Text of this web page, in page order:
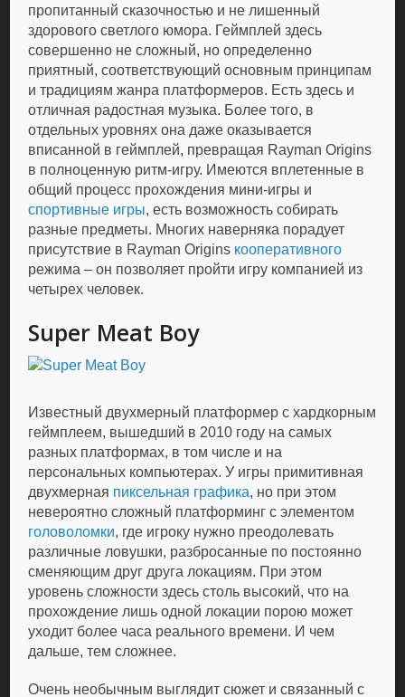
пропитанный сказочностью и не лишенный
здорового светлого юмора. Геймплей здесь
совершенно не сложный, но определенно
приятный, соответствующий основным принципам
и традициям жанра платформеров. Есть здесь и
отличная радостная музыка. Более того, в
отдельных уровнях она даже оказывается
вписанной в геймплей, превращая Rayman Origins
в полноценную ритм-игру. Имеются вплетенные в
общий процесс прохождения мини-игры и
спортивные игры, есть возможность собирать
разные предметы. Многих наверняка порадует
присутствие в Rayman Origins кооперативного
режима – он позволяет пройти игру компанией из
четырех человек.
Super Meat Boy
Известный двухмерный платформер с хардкорным
геймплеем, вышедший в 2010 году на самых
разных платформах, в том числе и на
персональных компьютерах. У игры примитивная
двухмерная пиксельная графика, но при этом
невероятно сложный платформинг с элементом
головоломки, где игроку нужно преодолевать
различные ловушки, разбросанные по постоянно
сменяющим друг друга локациям. При этом
уровень сложности здесь столь высокий, что на
прохождение лишь одной локации порою может
уходит более часа реального времени. И чем
дальше, тем сложнее.
Очень необычным выглядит сюжет и связанный с